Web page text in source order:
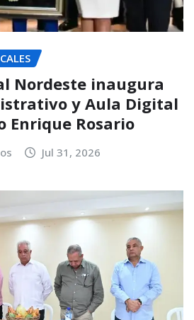
Nordeste inaugura
y Aula Digital
Enrique Rosario
Jul 31, 2026